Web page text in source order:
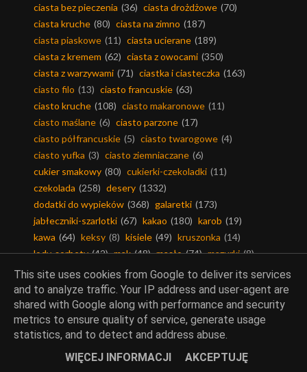
ciasta bez pieczenia (36) ciasta drożdżowe (70)
ciasta kruche (80) ciasta na zimno (187)
ciasta piaskowe (11) ciasta ucierane (189)
ciasta z kremem (62) ciasta z owocami (350)
ciasta z warzywami (71) ciastka i ciasteczka (163)
ciasto filo (13) ciasto francuskie (63)
ciasto kruche (108) ciasto makaronowe (11)
ciasto maślane (6) ciasto parzone (17)
ciasto półfrancuskie (5) ciasto twarogowe (4)
ciasto yufka (3) ciasto ziemniaczane (6)
cukier smakowy (80) cukierki-czekoladki (11)
czekolada (258) desery (1332)
dodatki do wypieków (368) galaretki (173)
jabłeczniki-szarlotki (67) kakao (180) karob (19)
kawa (64) keksy (8) kisiele (49) kruszonka (14)
lody-sorbety (42) mak (48) masło (74) mazurki (8)
miód (509) muffinki (24) mąka (1596) pierniki (20)
pączki i faworki (13) rolady (20) rurki (1) serniki (327)
suflety (3) tarta na słodko (42) torty (55)
weekendowa cukiernia (6)
This site uses cookies from Google to deliver its services
and to analyze traffic. Your IP address and user-agent are
shared with Google along with performance and security
metrics to ensure quality of service, generate usage
statistics, and to detect and address abuse.
WIĘCEJ INFORMACJI
AKCEPTUJĘ